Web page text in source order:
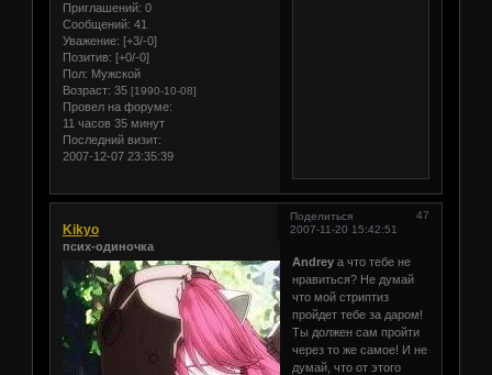
Приглашений: 0
Сообщений: 41
Уважение: [+3/-0]
Позитив: [+0/-0]
Пол: Мужской
Возраст: 35 [1990-10-08]
Провел на форуме:
11 часов 35 минут
Последний визит:
2007-12-07 23:35:39
Поделиться
47
2007-11-20 15:42:51
Kikyo
псих-одиночка
Andreyа что тебе не
нравиться? Не думай
что мой стриптиз
пройдет тебе за даром!
Ты должен сам пройти
через то же самое! И не
думай, что от этого